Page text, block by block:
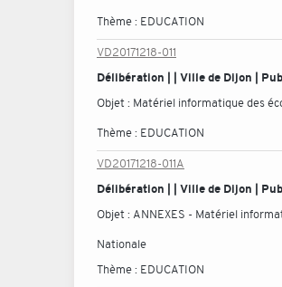
Thème : EDUCATION
VD20171218-011
Délibération | | Ville de Dijon |
Objet : Matériel informatique des
Thème : EDUCATION
VD20171218-011A
Délibération | | Ville de Dijon |
Objet : ANNEXES - Matériel
Nationale
Thème : EDUCATION